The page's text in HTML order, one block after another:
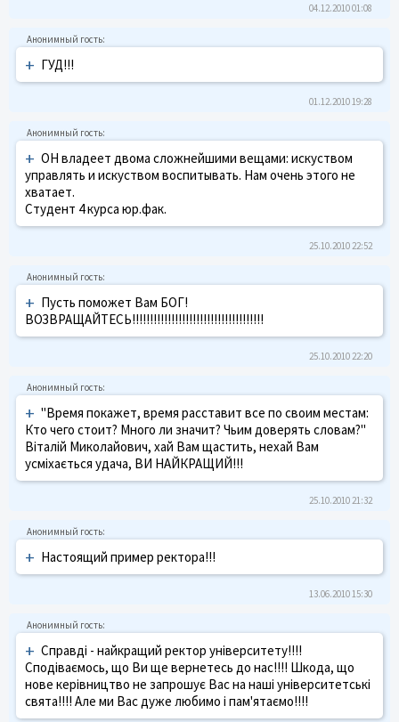
04.12.2010 01:08
+ ГУД!!!
01.12.2010 19:28
+ ОН владеет двома сложнейшими вещами: искуством
управлять и искуством воспитывать. Нам очень этого не
хватает.
Студент 4 курса юр.фак.
25.10.2010 22:52
+ Пусть поможет Вам БОГ!
ВОЗВРАЩАЙТЕСЬ!!!!!!!!!!!!!!!!!!!!!!!!!!!!!!!!!!!!!
25.10.2010 22:20
+ "Время покажет, время расставит все по своим местам:
Кто чего стоит? Много ли значит? Чьим доверять словам?"
Віталій Миколайович, хай Вам щастить, нехай Вам
усміхається удача, ВИ НАЙКРАЩИЙ!!!
25.10.2010 21:32
+ Настоящий пример ректора!!!
13.06.2010 15:30
+ Справді - найкращий ректор університету!!!!
Сподіваємось, що Ви ще вернетесь до нас!!!! Шкода, що
нове керівництво не запрошує Вас на наші університетські
свята!!!! Але ми Вас дуже любимо і пам'ятаємо!!!!